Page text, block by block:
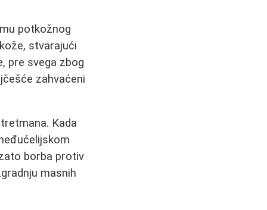
potkožnog
stvarajući
pre svega zbog
zahvaćeni
Kada
borba protiv
masnih